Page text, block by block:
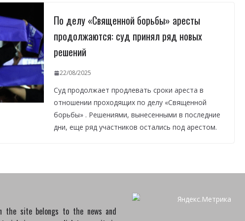
По делу «Священной борьбы» аресты
продолжаются: суд принял ряд новых
решений
22/08/2025
Суд продолжает продлевать сроки ареста в
отношении проходящих по делу «Священной
борьбы» . Решениями, вынесенными в последние
дни, еще ряд участников остались под арестом.
the site belongs to the news and